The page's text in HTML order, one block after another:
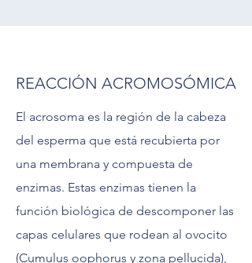
REACCIÓN ACROMOSÓMICA
El acrosoma es la región de la cabeza
del esperma que está recubierta por
una membrana y compuesta de
enzimas. Estas enzimas tienen la
función biológica de descomponer las
capas celulares que rodean al ovocito
(Cumulus oophorus y zona pellucida),